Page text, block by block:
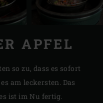
APFEL
so zu, dass es sofort
am leckersten. Das
ist im Nu fertig.